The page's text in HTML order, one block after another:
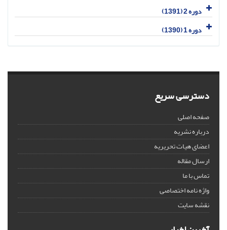
دوره 2 (1391)
دوره 1 (1390)
دسترسی سریع
صفحه اصلی
درباره نشریه
اعضای هیات تحریریه
ارسال مقاله
تماس با ما
واژه نامه اختصاصی
نقشه سایت